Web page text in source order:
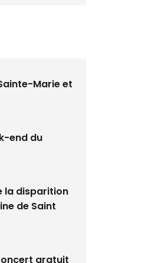
end du
de Saint
gratuit